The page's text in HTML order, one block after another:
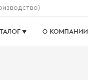
▼ О КОМПАНИИ